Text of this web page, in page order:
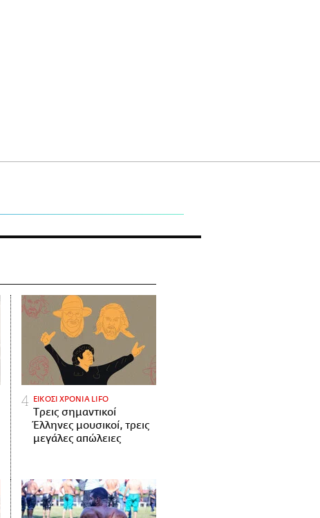
ΕΙΚΟΣΙ ΧΡΟΝΙΑ LIFO
Tρεις σημαντικοί
Έλληνες μουσικοί, τρεις
μεγάλες απώλειες